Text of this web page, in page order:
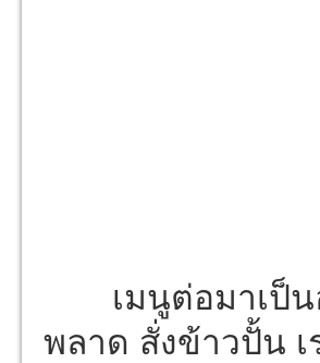
เมนูต่อมาเป็นอ
พลาด สั่งข้าวปั้น เ